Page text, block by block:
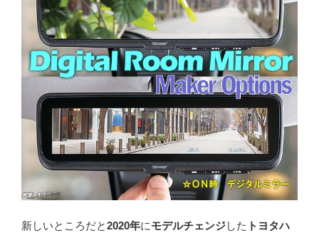
新しいところだと2020年にモデルチェンジした トヨタハ